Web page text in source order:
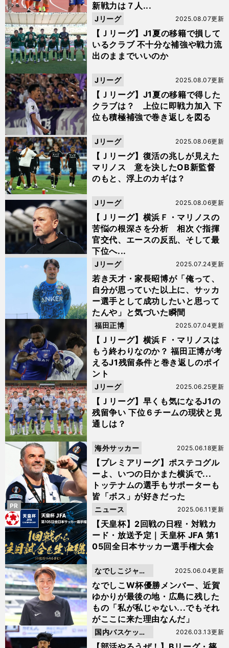
新戦力は７人...
【Ｊリーグ】J1夏の移籍で損して
いるクラブ 不十分な補強や戦力流
出のままでいいのか
2025.08.07更新
Jリーグ
【Ｊリーグ】J1夏の移籍で得した
クラブは？ 上位に即戦力加入 下
位も積極補強で巻き返しを図る
2025.08.07更新
Jリーグ
【Ｊリーグ】復活の兆しが見えた
マリノス 意を決したOB新監督
のもと、浮上のカギは？
2025.08.06更新
Jリーグ
【Ｊリーグ】横浜Ｆ・マリノスの
苦悩の根深さを分析 相次ぐ指揮
官交代、エースの反乱、そして最
下位へ...
2025.08.06更新
Jリーグ
若き天才・家長昭博が「俺って、
自分が思っていた以上に、サッカ
ー選手として成功したいと思って
たんや」と気づいた瞬間
2025.07.24更新
Jリーグ
【Ｊリーグ】横浜Ｆ・マリノスは
もう終わりなのか？ 福田正博が考
えるJ1残留条件と巻き返しのポイ
ント
2025.07.04更新
福田正博
【Ｊリーグ】早くも気になるJ1の
残留争い 下位６チームの現状と見
通しは？
2025.06.25更新
Jリーグ
【プレミアリーグ】ポステコグル
ーよ、いつの日かまた横浜で...
トッテナムの選手もサポーターも
皆「ボス」が好きだった
2025.06.18更新
海外サッカー
【天皇杯】2回戦の日程・対戦カ
ード・放送予定｜天皇杯 JFA 第1
05回全日本サッカー選手権大会
2025.06.11更新
ニュース
PR
なでしこW杯優勝メンバー、近賀
ゆかりが最後の地・広島に残した
もの「私が私じゃない...でもそれ
がここに来た理由なんだ」
2025.06.04更新
なでしこジャパ
ン
2026.03.13更新
国内バスケット
ボール